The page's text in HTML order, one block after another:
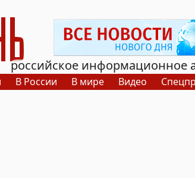
российское информационное
В России В мире Видео